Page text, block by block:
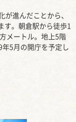
が進んだことから、
す。朝倉駅から徒歩1
メートル。地上5階
5月の開庁を予定し